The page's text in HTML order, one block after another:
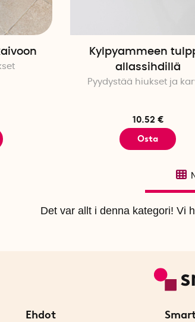
Kylpyammeen
allassihdillä
Pyydystää hiukset ja
10.52 €
Osta
Det var allt i denna kategori! Vi
Ehdot